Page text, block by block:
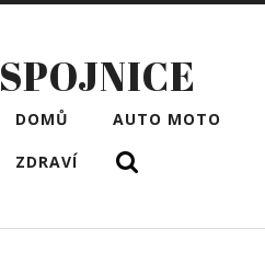
SPOJNICE
DOMŮ AUTO MOTO
ZDRAVÍ